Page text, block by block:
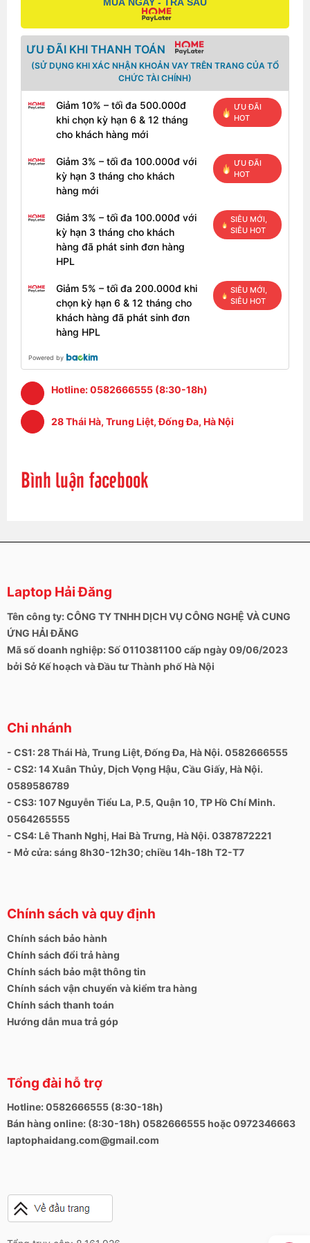
Dễ dàng sử dụng
Với WIFI 6 tùy chọn, tốc độ, phạm vi và độ tin cậy
truyền WIFI của Inspiron hoạt động tốt hơn bao giờ
năng ExpressCharge™ tối ưu hóa năng lượng của pin
trong khi dùng và sạc nhanh hơn tới 80% trong 60
phút.
Kết nối và thông số máy
1. Đầu đọc thẻ SD
2. USB 2.0
3. Giắc cắm tai nghe
5. HDMI 1.4
7. USB 3.2 Gen 1 Type-A
Kích thước & Trọng lượng: Dài 358.5 mm - Rộng
235.56 mm - Dày 18.9 mm - Nặng 1.9 kg
Mọi thắc mắc, phản ánh cũng như ý kiến đóng góp
về dịch vụ của Hải Đăng xin gửi về:
+ Website:https://laptophaidang.com
ƯU ĐÃI KHI THANH TOÁN
(SỬ DỤNG KHI XÁC NHẬN KHOẢN VAY TRÊN TRANG CỦA TỔ
CHỨC TÀI CHÍNH)
Giảm 10% – tối đa 500.000đ
khi chọn kỳ hạn 6 & 12 tháng
cho khách hàng mới
ƯU ĐÃI
HOT
Giảm 3% – tối đa 100.000đ với
kỳ hạn 3 tháng cho khách
hàng mới
ƯU ĐÃI
HOT
Giảm 3% – tối đa 100.000đ với
kỳ hạn 3 tháng cho khách
hàng đã phát sinh đơn hàng
HPL
SIÊU MỚI,
SIÊU HOT
Giảm 5% – tối đa 200.000đ khi
chọn kỳ hạn 6 & 12 tháng cho
khách hàng đã phát sinh đơn
hàng HPL
SIÊU MỚI,
SIÊU HOT
Powered by
Hotline:0582666555 (8:30-18h)
28 Thái Hà, Trung Liệt, Đống Đa, Hà Nội
Bình luận facebook
Laptop Hải Đăng
Tên công ty: CÔNG TY TNHH DỊCH VỤ CÔNG NGHỆ VÀ CUNG
ỨNG HẢI ĐĂNG
Mã số doanh nghiệp: Số 0110381100 cấp ngày 09/06/2023
bởi Sở Kế hoạch và Đầu tư Thành phố Hà Nội
Chi nhánh
- CS1: 28 Thái Hà, Trung Liệt, Đống Đa, Hà Nội. 0582666555
- CS2: 14 Xuân Thủy, Dịch Vọng Hậu, Cầu Giấy, Hà Nội.
0589586789
- CS3: 107 Nguyễn Tiểu La, P.5, Quận 10, TP Hồ Chí Minh.
0564265555
- CS4: Lê Thanh Nghị, Hai Bà Trưng, Hà Nội. 0387872221
- Mở cửa: sáng 8h30-12h30; chiều 14h-18h T2-T7
Chính sách và quy định
Chính sách bảo hành
Chính sách đổi trả hàng
Chính sách bảo mật thông tin
Chính sách vận chuyển và kiểm tra hàng
Chính sách thanh toán
Hướng dẫn mua trả góp
Tổng đài hỗ trợ
Hotline: 0582666555 (8:30-18h)
Bán hàng online: (8:30-18h) 0582666555 hoặc 0972346663
laptophaidang.com@gmail.com